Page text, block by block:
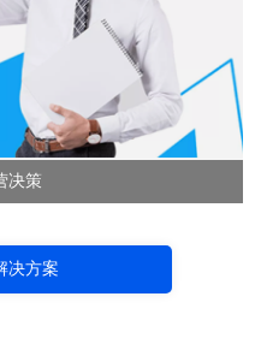
决策
决方案